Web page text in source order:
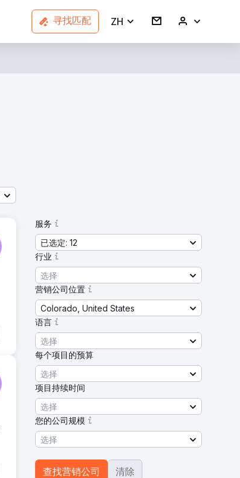
寻找匹配 ZH
服务
已选定: 12
行业
选择
营销公司位置
Colorado, United States
语言
选择
每个项目的预算
选择
项目持续时间
选择
您的公司规模
选择
查找营销公司 清除